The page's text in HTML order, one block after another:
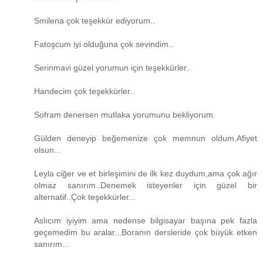
Smilena çok teşekkür ediyorum..
Fatoşcum iyi olduğuna çok sevindim..
Serinmavi güzel yorumun için teşekkürler..
Handecim çok teşekkürler..
Sofram denersen mutlaka yorumunu bekliyorum.
Gülden deneyip beğemenize çok memnun oldum.Afiyet
olsun...
Leyla ciğer ve et birleşimini de ilk kez duydum,ama çok ağır
olmaz sanırım..Denemek isteyenler için güzel bir
alternatif..Çok teşekkürler...
Aslıcım iyiyim ama nedense bilgisayar başına pek fazla
geçemedim bu aralar...Boranın dersleride çok büyük etken
sanırım...